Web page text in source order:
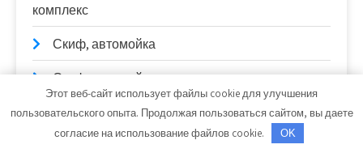
комплекс
Скиф, автомойка
Скиф, автомойка
Скиф, автомойка
Служба заказа эвакуации и спецтехники,
Этот веб-сайт использует файлы cookie для улучшения
пользовательского опыта. Продолжая пользоваться сайтом, вы даете
согласие на использование файлов cookie.
OK